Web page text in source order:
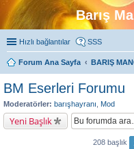
Barış
Hızlı bağlantılar SSS
Forum Ana Sayfa BARIŞ
BM Eserleri Forumu
Moderatörler: barışhayranı Mod
Yeni Başlık
208 başlık